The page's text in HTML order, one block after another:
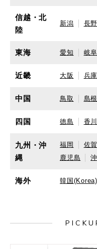
信越・北
陸
新潟 長野
東海 愛知 岐阜
近畿 大阪 兵庫
中国 鳥取 島根
四国 徳島 香川
九州・沖
縄
福岡 佐賀
鹿児島
海外 韓国(Korea)